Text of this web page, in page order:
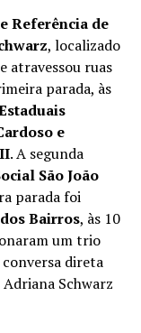
Referência de
, localizado
atravessou ruas
parada, às
e
. A segunda
São João
parada foi
Bairros, às 10
um trio
direta
Schwarz